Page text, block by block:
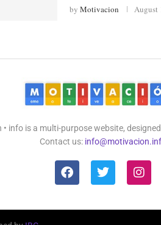
by Motivacion August
info is a multi-purpose website,
Contact us: